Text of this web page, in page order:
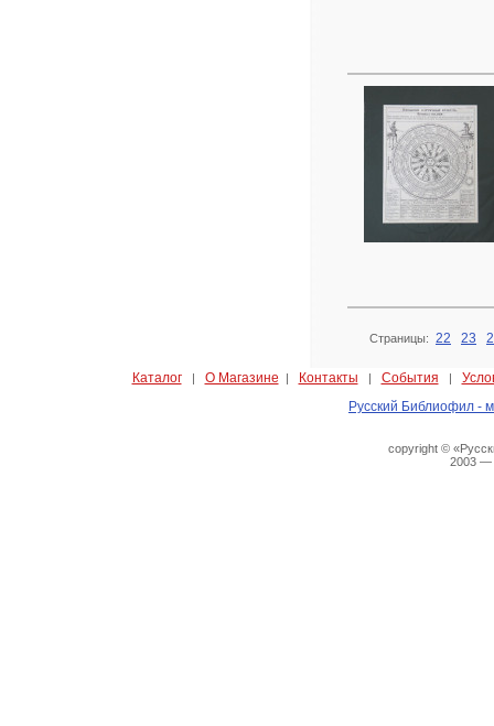
Страницы: 22 23
Каталог| О Магазине | Контакты | События |
Русский Библиофил -
copyright ©
2003 —